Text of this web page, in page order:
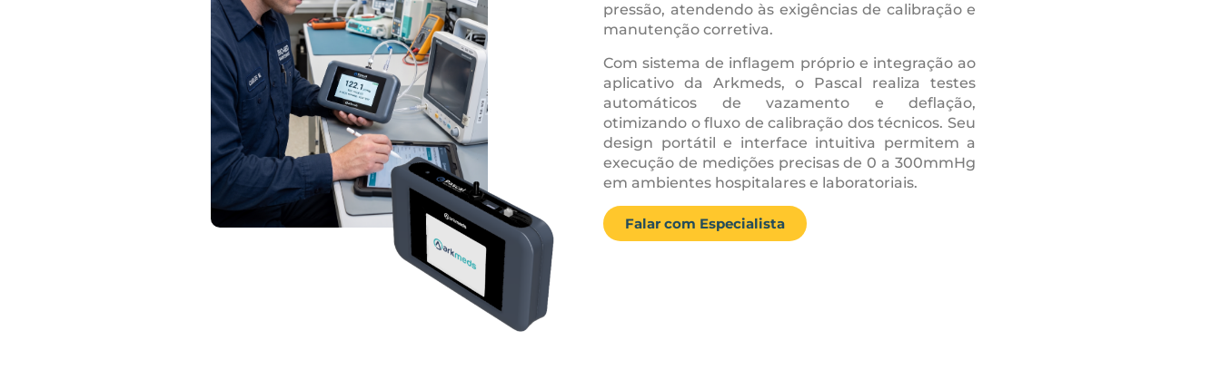
pressão, atendendo às exigências de calibração e
manutenção corretiva.
Com sistema de inflagem próprio e integração ao
aplicativo da Arkmeds, o Pascal realiza testes
automáticos de vazamento e deflação,
otimizando o fluxo de calibração dos técnicos. Seu
design portátil e interface intuitiva permitem a
execução de medições precisas de 0 a 300mmHg
em ambientes hospitalares e laboratoriais.
Falar com Especialista